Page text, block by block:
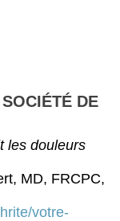
DE
les douleurs
MD, FRCPC,
votre-